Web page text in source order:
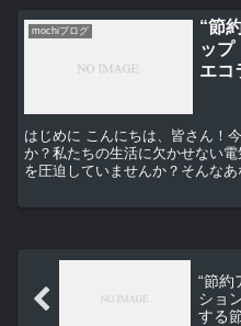
mochiブログ
“節
ップ
エコ
はじめに こんにちは、皆さん！
か？私たちの生活に欠かせない
を圧迫していませんか？そんな
“節約
ショ
する